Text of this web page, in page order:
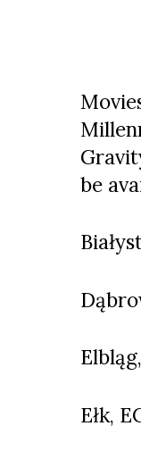
be
Ełk,